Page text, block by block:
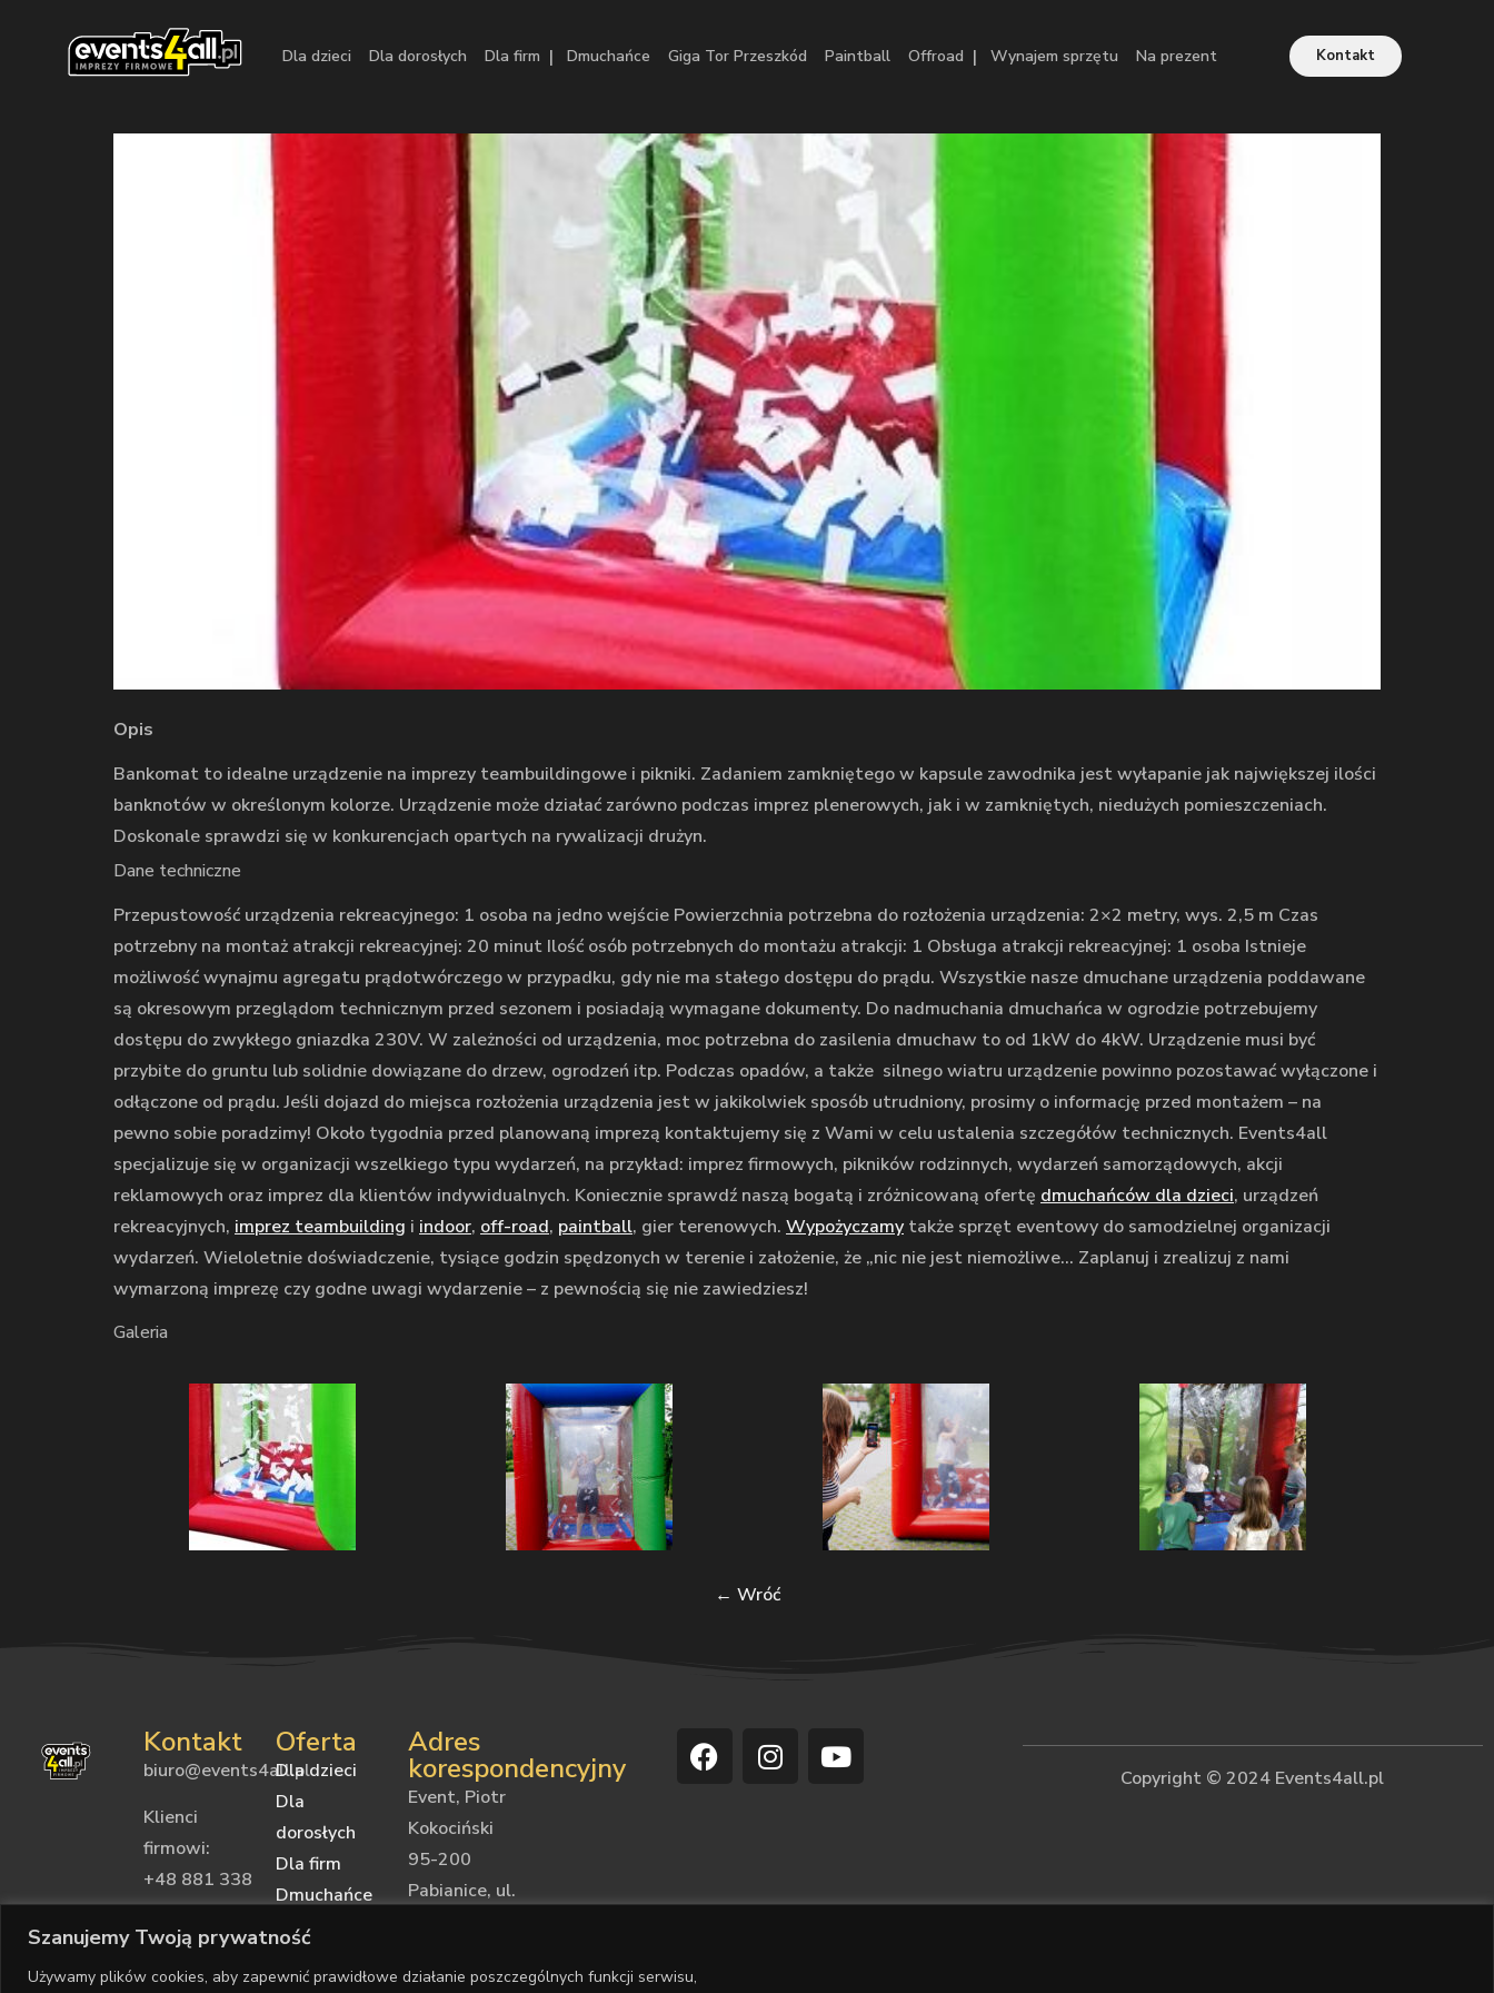
Szanujemy Twoją prywatność
Używamy plików cookies, aby zapewnić prawidłowe działanie poszczególnych funkcji serwisu,
Dla dzieci Dla dorosłych Dla firm | Dmuchańce Giga Tor Przeszkód Paintball Offroad | Wynajem sprzętu Na prezent Kontakt
Opis
Bankomat to idealne urządzenie na imprezy teambuildingowe i pikniki. Zadaniem zamkniętego w kapsule zawodnika jest wyłapanie jak największej ilości
banknotów w określonym kolorze. Urządzenie może działać zarówno podczas imprez plenerowych, jak i w zamkniętych, niedużych pomieszczeniach.
Doskonale sprawdzi się w konkurencjach opartych na rywalizacji drużyn.
Dane techniczne
Przepustowość urządzenia rekreacyjnego: 1 osoba na jedno wejście Powierzchnia potrzebna do rozłożenia urządzenia: 2×2 metry, wys. 2,5 m Czas
potrzebny na montaż atrakcji rekreacyjnej: 20 minut Ilość osób potrzebnych do montażu atrakcji: 1 Obsługa atrakcji rekreacyjnej: 1 osoba Istnieje
możliwość wynajmu agregatu prądotwórczego w przypadku, gdy nie ma stałego dostępu do prądu. Wszystkie nasze dmuchane urządzenia poddawane
są okresowym przeglądom technicznym przed sezonem i posiadają wymagane dokumenty. Do nadmuchania dmuchańca w ogrodzie potrzebujemy
dostępu do zwykłego gniazdka 230V. W zależności od urządzenia, moc potrzebna do zasilenia dmuchaw to od 1kW do 4kW. Urządzenie musi być
przybite do gruntu lub solidnie dowiązane do drzew, ogrodzeń itp. Podczas opadów, a także silnego wiatru urządzenie powinno pozostawać wyłączone i
odłączone od prądu. Jeśli dojazd do miejsca rozłożenia urządzenia jest w jakikolwiek sposób utrudniony, prosimy o informację przed montażem – na
pewno sobie poradzimy! Około tygodnia przed planowaną imprezą kontaktujemy się z Wami w celu ustalenia szczegółów technicznych. Events4all
specjalizuje się w organizacji wszelkiego typu wydarzeń, na przykład: imprez firmowych, pikników rodzinnych, wydarzeń samorządowych, akcji
reklamowych oraz imprez dla klientów indywidualnych. Koniecznie sprawdź naszą bogatą i zróżnicowaną ofertę dmuchańców dla dzieci, urządzeń
rekreacyjnych, imprez teambuilding i indoor, off-road, paintball, gier terenowych. Wypożyczamy także sprzęt eventowy do samodzielnej organizacji
wydarzeń. Wieloletnie doświadczenie, tysiące godzin spędzonych w terenie i założenie, że „nic nie jest niemożliwe… Zaplanuj i zrealizuj z nami
wymarzoną imprezę czy godne uwagi wydarzenie – z pewnością się nie zawiedziesz!
Galeria
← Wróć
Kontakt
biuro@events4all.pl
Klienci
firmowi:
+48 881 338
830
Oferta
Dla dzieci
Dla
dorosłych
Dla firm
Dmuchańce
Na prezent
Adres
korespondencyjny
Event, Piotr
Kokociński
95-200
Pabianice, ul.
NIP:
Copyright © 2024 Events4all.pl